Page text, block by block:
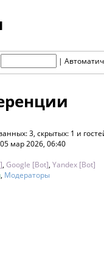
|
3, скрытых: 1 и
мар 2026, 06:40
, Google [Bot], Yandex [Bot]
, Модераторы